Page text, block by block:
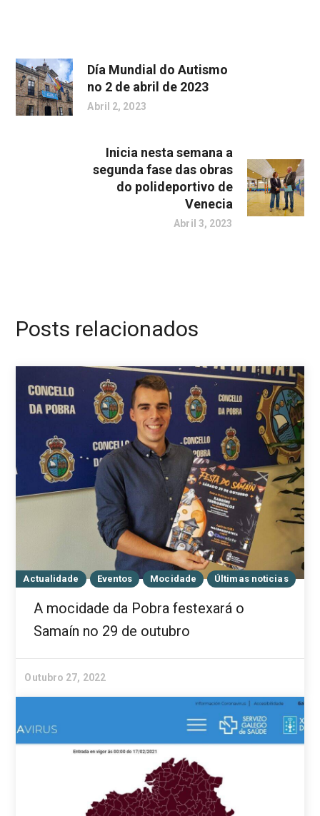
Día Mundial do Autismo
no 2 de abril de 2023
Abril 2, 2023
Inicia nesta semana a
segunda fase das obras
do polideportivo de
Venecia
Abril 3, 2023
Posts relacionados
Actualidade Eventos Mocidade Últimas noticias
A mocidade da Pobra festexará o
Samaín no 29 de outubro
Outubro 27, 2022